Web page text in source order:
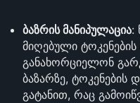
ბაზრის მანიპულაცია:
მიღებული
განახორციელონ
ბაზარზე, ტოკენების
გატანით, რაც